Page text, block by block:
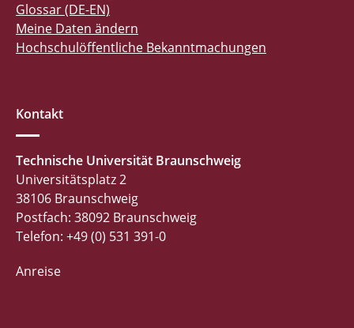
Glossar (DE-EN)
Meine Daten ändern
Hochschulöffentliche Bekanntmachungen
Kontakt
Technische Universität Braunschweig
Universitätsplatz 2
38106 Braunschweig
Postfach: 38092 Braunschweig
Telefon: +49 (0) 531 391-0
Anreise